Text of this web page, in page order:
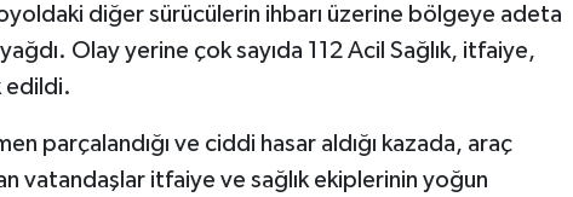
diğer sürücülerin ihbarı üzerine bölgeye adeta
Olay yerine çok sayıda 112 Acil Sağlık, itfaiye,
edildi.
parçalandığı ve ciddi hasar aldığı kazada, araç
vatandaşlar itfaiye ve sağlık ekiplerinin yoğun